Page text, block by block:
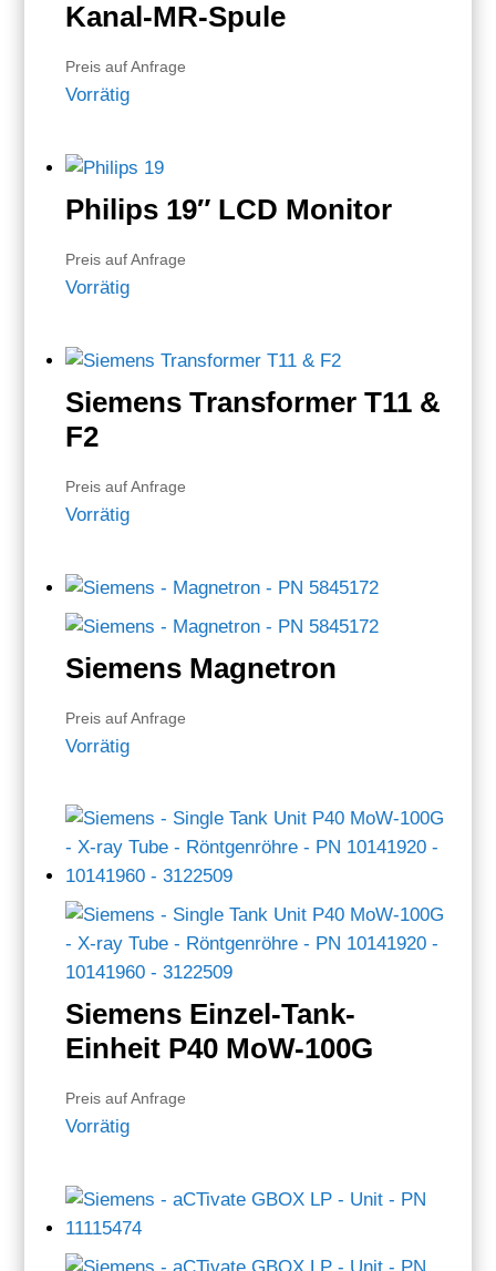
Kanal-MR-Spule
Preis auf Anfrage
Vorrätig
Philips 19″ LCD Monitor
Preis auf Anfrage
Vorrätig
Siemens Transformer T11 &
F2
Preis auf Anfrage
Vorrätig
Siemens Magnetron
Preis auf Anfrage
Vorrätig
Siemens Einzel-Tank-
Einheit P40 MoW-100G
Preis auf Anfrage
Vorrätig